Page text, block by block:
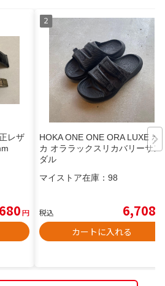
レザ
円
HOKA ONE ONE ORA LUXE ホ
カ オララックスリカバリーサン
ダル
マイストア在庫： 98
税込 6,708
カートに入れる